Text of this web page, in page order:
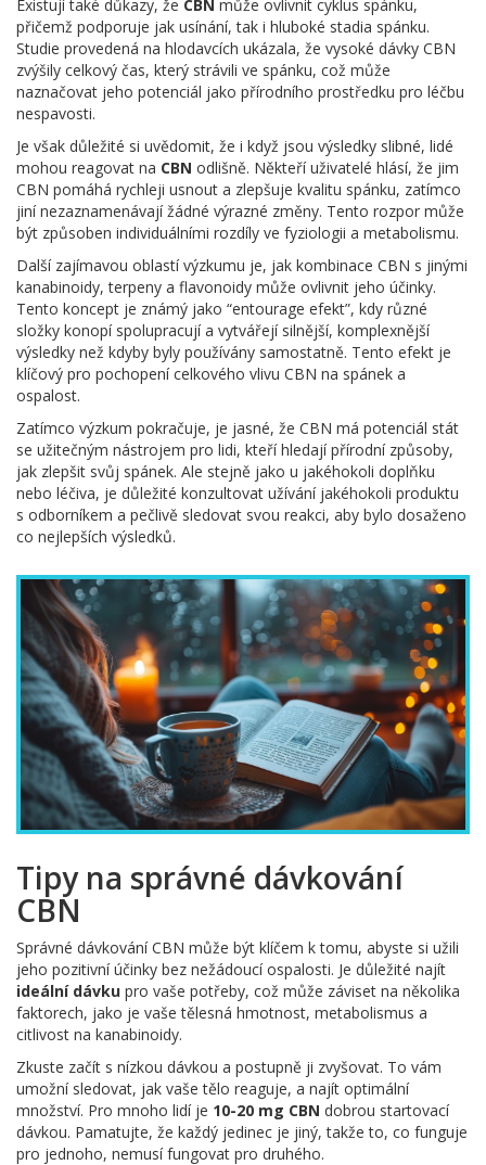
Existují také důkazy, že CBN může ovlivnit cyklus spánku,
přičemž podporuje jak usínání, tak i hluboké stadia spánku.
Studie provedená na hlodavcích ukázala, že vysoké dávky CBN
zvýšily celkový čas, který strávili ve spánku, což může
naznačovat jeho potenciál jako přírodního prostředku pro léčbu
nespavosti.
Je však důležité si uvědomit, že i když jsou výsledky slibné, lidé
mohou reagovat na CBN odlišně. Někteří uživatelé hlásí, že jim
CBN pomáhá rychleji usnout a zlepšuje kvalitu spánku, zatímco
jiní nezaznamenávají žádné výrazné změny. Tento rozpor může
být způsoben individuálními rozdíly ve fyziologii a metabolismu.
Další zajímavou oblastí výzkumu je, jak kombinace CBN s jinými
kanabinoidy, terpeny a flavonoidy může ovlivnit jeho účinky.
Tento koncept je známý jako “entourage efekt”, kdy různé
složky konopí spolupracují a vytvářejí silnější, komplexnější
výsledky než kdyby byly používány samostatně. Tento efekt je
klíčový pro pochopení celkového vlivu CBN na spánek a
ospalost.
Zatímco výzkum pokračuje, je jasné, že CBN má potenciál stát
se užitečným nástrojem pro lidi, kteří hledají přírodní způsoby,
jak zlepšit svůj spánek. Ale stejně jako u jakéhokoli doplňku
nebo léčiva, je důležité konzultovat užívání jakéhokoli produktu
s odborníkem a pečlivě sledovat svou reakci, aby bylo dosaženo
co nejlepších výsledků.
Tipy na správné dávkování
CBN
Správné dávkování CBN může být klíčem k tomu, abyste si užili
jeho pozitivní účinky bez nežádoucí ospalosti. Je důležité najít
ideální dávku pro vaše potřeby, což může záviset na několika
faktorech, jako je vaše tělesná hmotnost, metabolismus a
citlivost na kanabinoidy.
Zkuste začít s nízkou dávkou a postupně ji zvyšovat. To vám
umožní sledovat, jak vaše tělo reaguje, a najít optimální
množství. Pro mnoho lidí je 10-20 mg CBN dobrou startovací
dávkou. Pamatujte, že každý jedinec je jiný, takže to, co funguje
pro jednoho, nemusí fungovat pro druhého.